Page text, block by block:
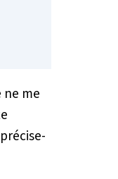
ne me